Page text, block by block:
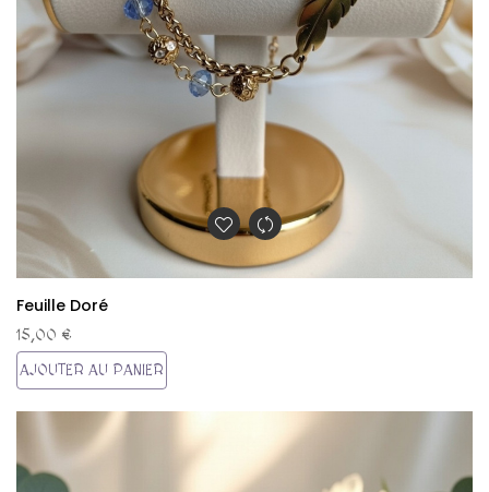
Feuille Doré
15,00 €
AJOUTER AU PANIER